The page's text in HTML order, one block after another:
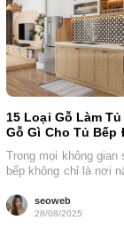
15 Loại Gỗ Làm
Gỗ Gì Cho Tủ Bếp
Trong mọi không gian
bếp không chỉ là nơi
seoweb
28/08/2025